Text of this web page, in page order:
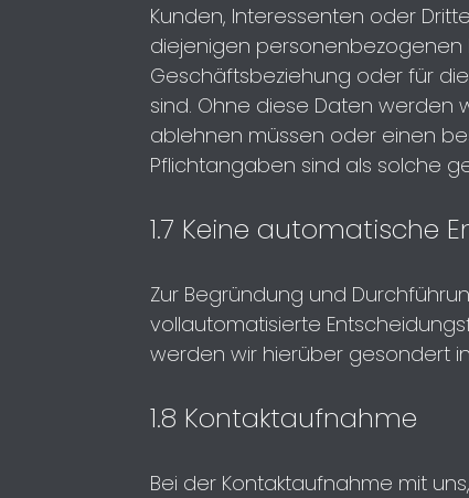
Kunden, Interessenten oder
diejenigen personenbezogenen
Geschäftsbeziehung oder für
sind. Ohne diese Daten werden
ablehnen müssen oder einen
Pflichtangaben sind als solche
1.7 Keine automatische
Zur Begründung und
vollautomatisierte
werden wir hierüber gesondert
1.8 Kontaktaufnahme
Bei der Kontaktaufnahme mit